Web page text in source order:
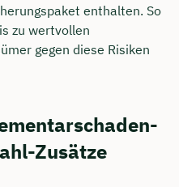
enthalten. So
zu wertvollen
gegen diese Risiken
Zusätze